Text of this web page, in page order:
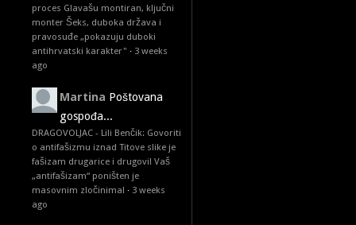
proces Glavašu montiran, ključni
monter Šeks, duboka država i
pravosuđe „pokazuju duboki
antihrvatski karakter" · 3 weeks
ago
Martina Poštovana
gospođa...
DRAGOVOLJAC - Lili Benčik: Govoriti
o antifašizmu iznad Titove slike je
fašizam drugarice i drugovi! Vaš
„antifašizam“ poništen je
masovnim zločinima! · 3 weeks
ago